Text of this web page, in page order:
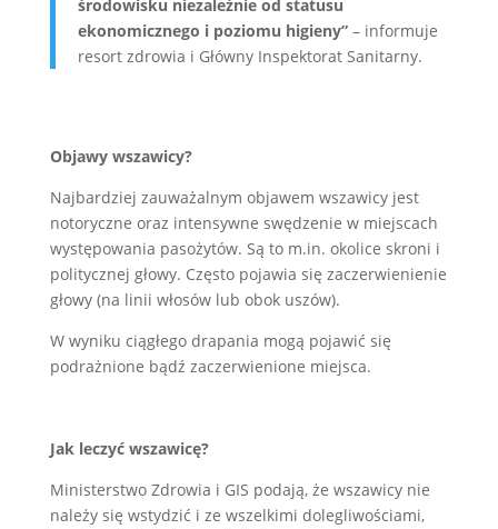
środowisku niezależnie od statusu
ekonomicznego i poziomu higieny” – informuje
resort zdrowia i Główny Inspektorat Sanitarny.
Objawy wszawicy?
Najbardziej zauważalnym objawem wszawicy jest
notoryczne oraz intensywne swędzenie w miejscach
występowania pasożytów. Są to m.in. okolice skroni i
politycznej głowy. Często pojawia się zaczerwienienie
głowy (na linii włosów lub obok uszów).
W wyniku ciągłego drapania mogą pojawić się
podrażnione bądź zaczerwienione miejsca.
Jak leczyć wszawicę?
Ministerstwo Zdrowia i GIS podają, że wszawicy nie
należy się wstydzić i ze wszelkimi dolegliwościami,